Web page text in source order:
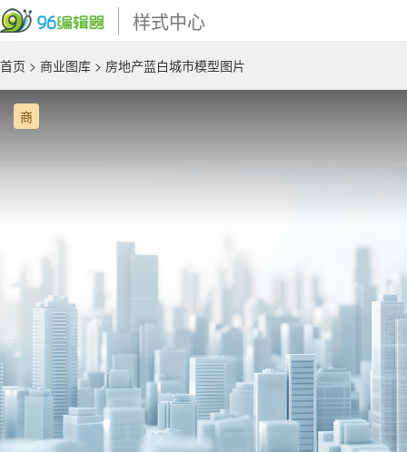
样式中心
首页 > 商业图库 > 房地产蓝白城市模型图片
商